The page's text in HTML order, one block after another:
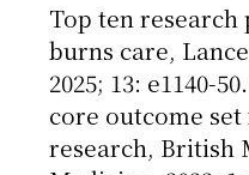
Top ten
burns care,
2025; 13: e1140-
core outcome
research, British